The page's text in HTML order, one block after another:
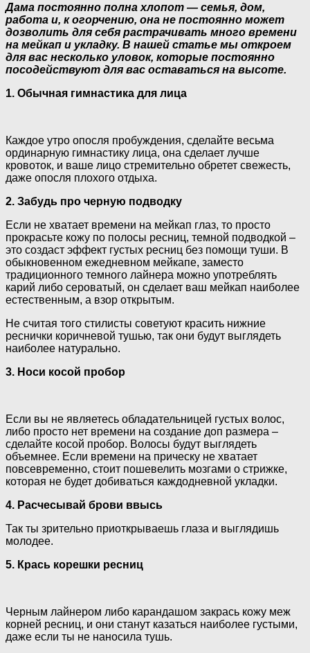
Дама постоянно полна хлопот — семья, дом,
работа и, к огорчению, она не постоянно может
дозволить для себя растрачивать много времени
на мейкап и укладку. В нашей статье мы откроем
для вас несколько уловок, которые постоянно
посодействуют для вас оставаться на высоте.
1. Обычная гимнастика для лица
Каждое утро опосля пробуждения, сделайте весьма
ординарную гимнастику лица, она сделает лучше
кровоток, и ваше лицо стремительно обретет свежесть,
даже опосля плохого отдыха.
2. Забудь про черную подводку
Если не хватает времени на мейкап глаз, то просто
прокрасьте кожу по полосы ресниц, темной подводкой –
это создаст эффект густых ресниц без помощи туши. В
обыкновенном ежедневном мейкапе, заместо
традиционного темного лайнера можно употреблять
карий либо сероватый, он сделает ваш мейкап наиболее
естественным, а взор открытым.
Не считая того стилисты советуют красить нижние
реснички коричневой тушью, так они будут выглядеть
наиболее натурально.
3. Носи косой пробор
Если вы не являетесь обладательницей густых волос,
либо просто нет времени на создание доп размера –
сделайте косой пробор. Волосы будут выглядеть
объемнее. Если времени на прическу не хватает
повсевременно, стоит пошевелить мозгами о стрижке,
которая не будет добиваться каждодневной укладки.
4. Расчесывай брови ввысь
Так ты зрительно приоткрываешь глаза и выглядишь
молодее.
5. Крась корешки ресниц
Черным лайнером либо карандашом закрась кожу меж
корней ресниц, и они станут казаться наиболее густыми,
даже если ты не наносила тушь.